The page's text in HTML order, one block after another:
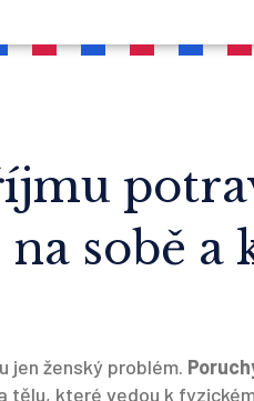
sobě a
jen ženský problém.
tělu, které vedou k